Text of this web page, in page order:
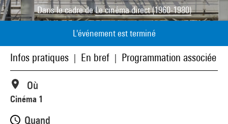
Dans le cadre deLe cinéma direct (1960-1980)
L'événement est terminé
Infos pratiques En bref Programmation associée
Où
Cinéma 1
Quand